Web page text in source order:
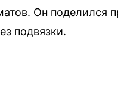
Он поделился
подвязки.